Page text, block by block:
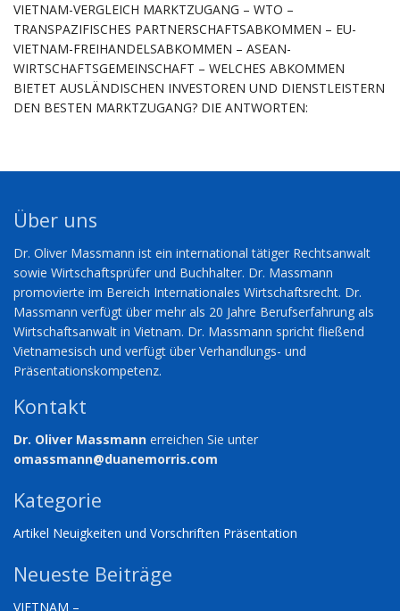
VIETNAM-VERGLEICH MARKTZUGANG – WTO –
TRANSPAZIFISCHES PARTNERSCHAFTSABKOMMEN – EU-
VIETNAM-FREIHANDELSABKOMMEN – ASEAN-
WIRTSCHAFTSGEMEINSCHAFT – WELCHES ABKOMMEN
BIETET AUSLÄNDISCHEN INVESTOREN UND DIENSTLEISTERN
DEN BESTEN MARKTZUGANG? DIE ANTWORTEN:
Über uns
Dr. Oliver Massmann ist ein international tätiger Rechtsanwalt
sowie Wirtschaftsprüfer und Buchhalter. Dr. Massmann
promovierte im Bereich Internationales Wirtschaftsrecht. Dr.
Massmann verfügt über mehr als 20 Jahre Berufserfahrung als
Wirtschaftsanwalt in Vietnam. Dr. Massmann spricht fließend
Vietnamesisch und verfügt über Verhandlungs- und
Präsentationskompetenz.
Kontakt
Dr. Oliver Massmann erreichen Sie unter
omassmann@duanemorris.com
Kategorie
Artikel Neuigkeiten und Vorschriften Präsentation
Neueste Beiträge
VIETNAM –